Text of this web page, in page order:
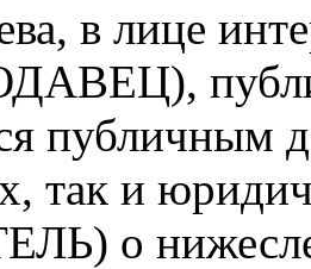
в лице
публичным
так и
о